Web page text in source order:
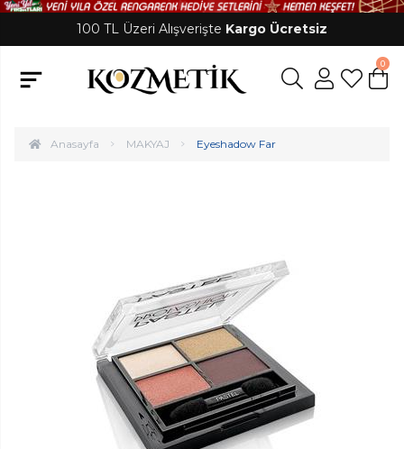
100 TL Üzeri Alışverişte Kargo Ücretsiz
0
Anasayfa MAKYAJ Eyeshadow Far